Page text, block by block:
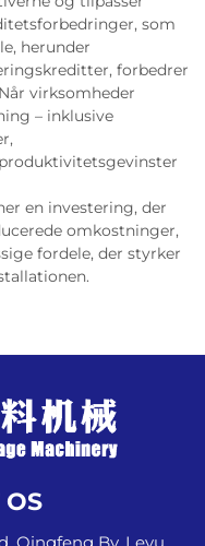
som
herunder
forbedrer
virksomheder
– inklusive
en investering, der
omkostninger,
fordele, der styrker
OS
Qingfeng By, Leyu